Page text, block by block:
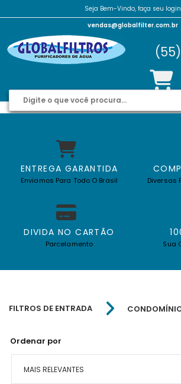
Seja Bem-Vindo, faça seu login
vendas@globalfilter.com.br
ENTREGA GARANTIDA
Enviamos Para Todo O Brasil Diversas
DIVIDA NO CARTÃO
Parcelamento Sua
FILTROS DE ENTRADA
Ordenar por
MAIS RELEVANTES